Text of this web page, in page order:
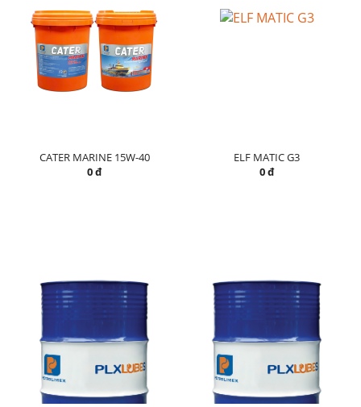
CATER MARINE 15W-40
0 đ
ELF MATIC G3
0 đ